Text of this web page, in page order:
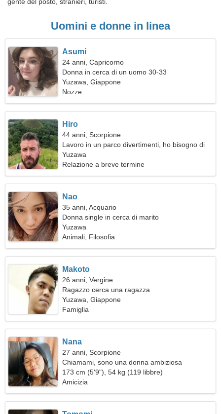
Uomini e donne in linea
Asumi
24 anni, Capricorno
Donna in cerca di un uomo 30-33
Yuzawa, Giappone
Nozze
Hiro
44 anni, Scorpione
Lavoro in un parco divertimenti, ho bisogno di
una donna eccezionale
Yuzawa
Relazione a breve termine
Nao
35 anni, Acquario
Donna single in cerca di marito
Yuzawa
Animali, Filosofia
Makoto
26 anni, Vergine
Ragazzo cerca una ragazza
Yuzawa, Giappone
Famiglia
Nana
27 anni, Scorpione
Chiamami, sono una donna ambiziosa
173 cm (5'9"), 54 kg (119 libbre)
Amicizia